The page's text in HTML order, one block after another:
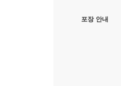
포장 안내